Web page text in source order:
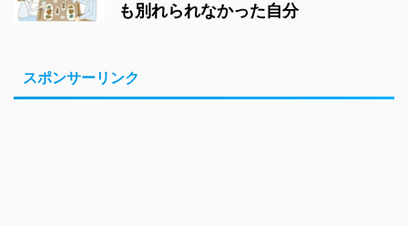
も別れられなかった自分
スポンサーリンク